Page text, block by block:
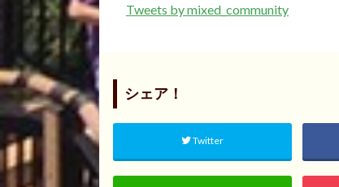
Tweets by mixed_community
シェア！
Twitter